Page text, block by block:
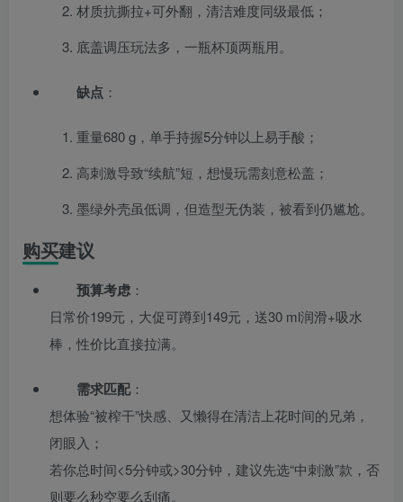
材质抗撕拉+可外翻，清洁难度同级最低；
底盖调压玩法多，一瓶杯顶两瓶用。
缺点 ：
重量680 g，单手持握5分钟以上易手酸；
高刺激导致“续航”短，想慢玩需刻意松盖；
墨绿外壳虽低调，但造型无伪装，被看到仍尴尬。
购买建议
预算考虑 ：
日常价199元，大促可蹲到149元，送30 ml润滑+吸水
棒，性价比直接拉满。
需求匹配：
想体验“被榨干”快感、又懒得在清洁上花时间的兄弟，
闭眼入；
若你总时间<5分钟或>30分钟，建议先选“中刺激”款，否
则要么秒空要么刮痛。